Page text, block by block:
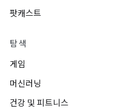
팟캐스트
탐색
게임
머신러닝
건강 및 피트니스